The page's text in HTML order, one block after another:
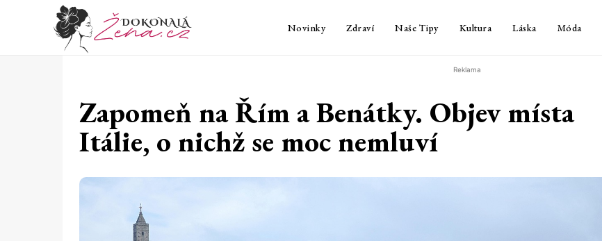
Novinky Zdraví Naše Tipy Kultura Láska Móda
Reklama
Zapomeň na Řím a Benátky. Objev místa
Itálie, o nichž se moc nemluví